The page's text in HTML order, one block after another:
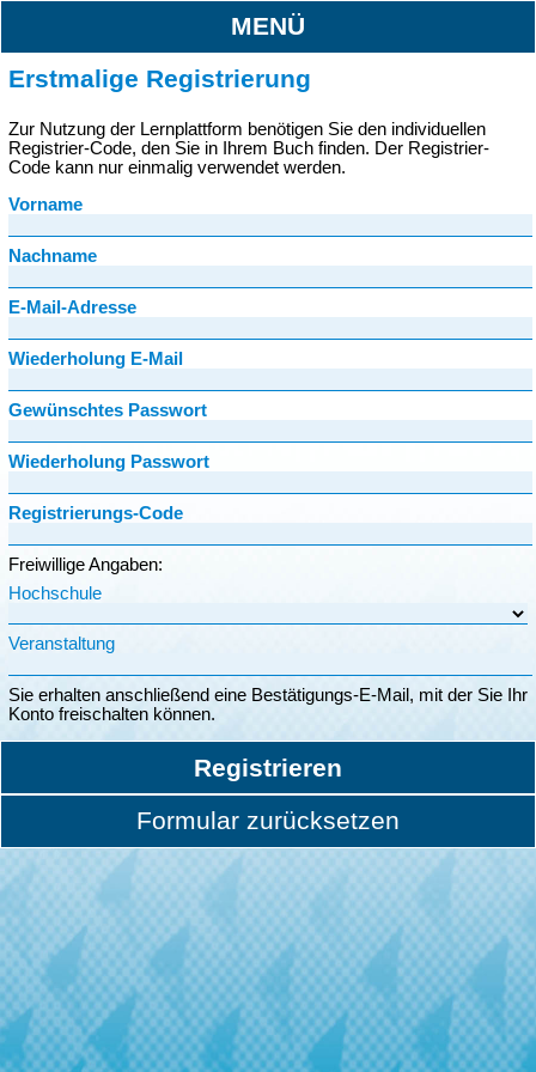
MENÜ
Erstmalige Registrierung
Zur Nutzung der Lernplattform benötigen Sie den individuellen
Registrier-Code, den Sie in Ihrem Buch finden. Der Registrier-
Code kann nur einmalig verwendet werden.
Vorname
Nachname
E-Mail-Adresse
Wiederholung E-Mail
Gewünschtes Passwort
Wiederholung Passwort
Registrierungs-Code
Freiwillige Angaben:
Hochschule
Veranstaltung
Sie erhalten anschließend eine Bestätigungs-E-Mail, mit der Sie Ihr
Konto freischalten können.
Registrieren
Formular zurücksetzen